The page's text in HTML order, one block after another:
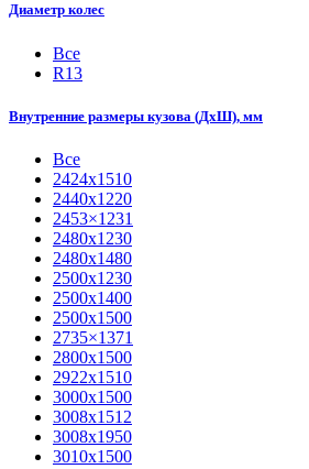
Диаметр колес
Все
R13
Внутренние размеры кузова (ДхШ), мм
Все
2424х1510
2440х1220
2453×1231
2480х1230
2480х1480
2500х1230
2500х1400
2500х1500
2735×1371
2800х1500
2922х1510
3000х1500
3008х1512
3008х1950
3010х1500